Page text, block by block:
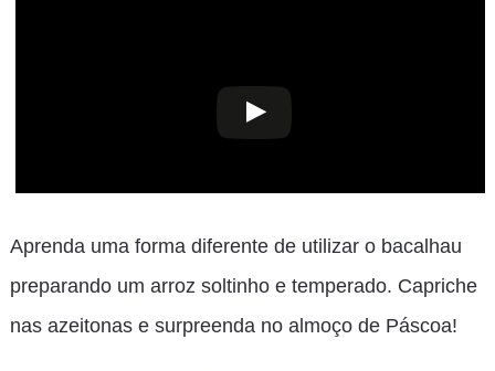
Aprenda uma forma diferente de utilizar o bacalhau
preparando um arroz soltinho e temperado. Capriche
nas azeitonas e surpreenda no almoço de Páscoa!